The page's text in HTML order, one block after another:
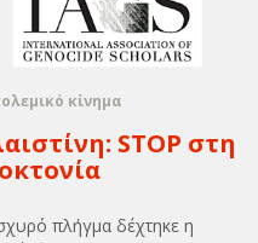
κίνημα
STOP στη
πλήγμα δέχτηκε η